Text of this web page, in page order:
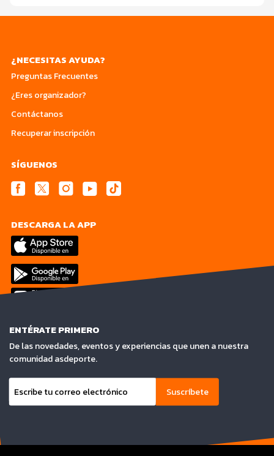
¿NECESITAS AYUDA?
Preguntas Frecuentes
¿Eres organizador?
Contáctanos
Recuperar inscripción
SÍGUENOS
DESCARGA LA APP
ENTÉRATE PRIMERO
De las novedades, eventos y experiencias que unen a nuestra
comunidad asdeporte.
Suscríbete